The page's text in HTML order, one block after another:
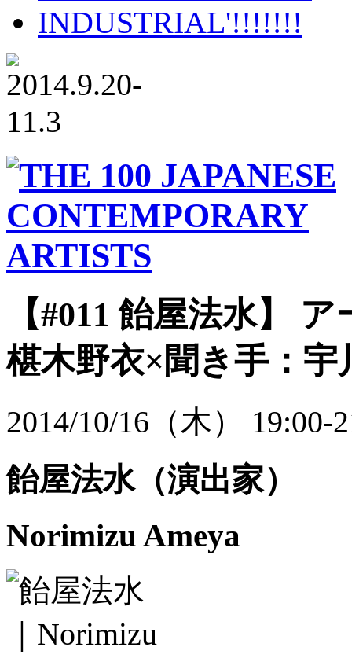
【#011 飴屋法水】 ア
椹木野衣×聞き手：宇
2014/10/16（木） 19:00-
飴屋法水（演出家）
Norimizu Ameya